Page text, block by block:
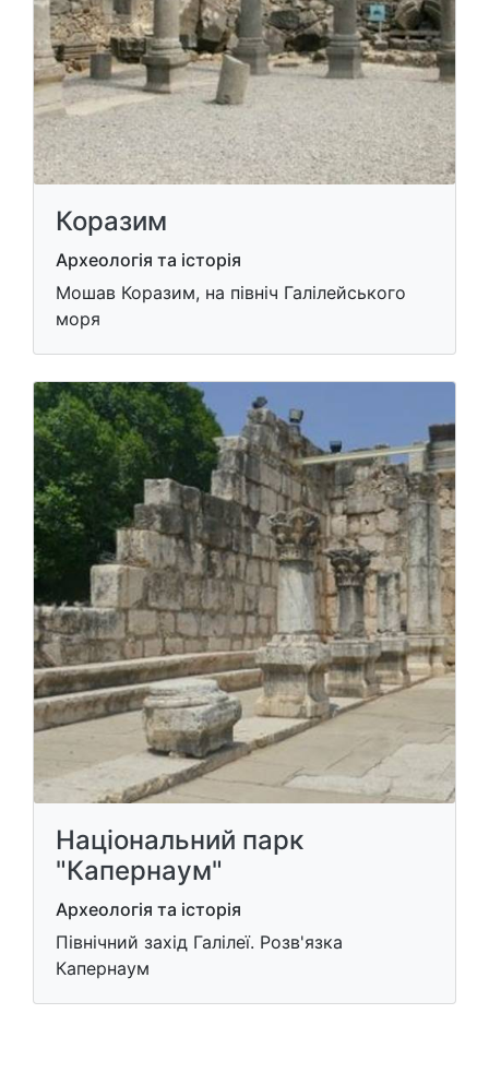
Коразим
Археологія та історія
Мошав Коразим, на північ Галілейського
моря
Національний парк
"Капернаум"
Археологія та історія
Північний захід Галілеї. Розв'язка
Капернаум